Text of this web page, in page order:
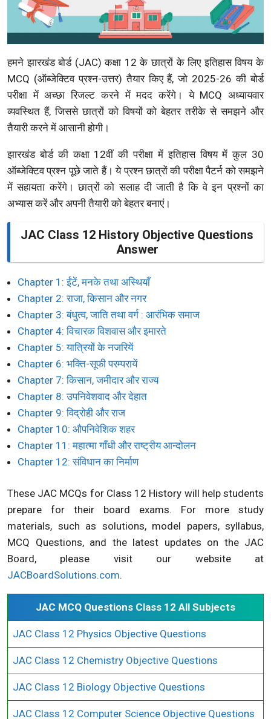
हमने झारखंड बोर्ड (JAC) कक्षा 12 के छात्रों के लिए इतिहास विषय के
MCQ (ऑब्जेक्टिव प्रश्न-उत्तर) तैयार किए हैं, जो 2025-26 की बोर्ड
परीक्षा में अच्छा रिजल्ट करने में मदद करेंगे। ये MCQ अध्यायवार
व्यवस्थित हैं, जिससे छात्रों को विषयों को बेहतर तरीके से समझने और
तैयारी करने में आसानी होगी।
झारखंड बोर्ड की कक्षा 12वीं की परीक्षा में इतिहास विषय में कुल 30
ऑब्जेक्टिव प्रश्न पूछे जाते हैं। ये प्रश्न छात्रों की परीक्षा पैटर्न को समझने
में सहायता करेंगे। छात्रों को सलाह दी जाती है कि वे इन प्रश्नों का
अभ्यास करें और अपनी तैयारी को बेहतर बनाएं।
JAC Class 12 History Objective Questions
Answer
Chapter 1: ईंटें, मनके तथा अस्थियाँ
Chapter 2: राजा, किसान और नगर
Chapter 3: बंधुत्व, जाति तथा वर्ग : आरंभिक समाज
Chapter 4: विचारक विशवास और इमारते
Chapter 5: यात्रियों के नजरियें
Chapter 6: भक्ति-सूफी परम्परायें
Chapter 7: किसान, जमीदार और राज्य
Chapter 8: उपनिवेशवाद और देहात
Chapter 9: विद्रोही और राज
Chapter 10: औपनिवेशिक शहर
Chapter 11: महात्मा गाँधी और राष्ट्रीय आन्दोलन
Chapter 12: संविधान का निर्माण
These JAC MCQs for Class 12 History will help students
prepare for their board exams. For more study
materials, such as solutions, model papers, syllabus,
MCQ Questions, and the latest updates on the JAC
Board, please visit our website at
JACBoardSolutions.com.
JAC MCQ Questions Class 12 All Subjects
JAC Class 12 Physics Objective Questions
JAC Class 12 Chemistry Objective Questions
JAC Class 12 Biology Objective Questions
JAC Class 12 Computer Science Objective Questions